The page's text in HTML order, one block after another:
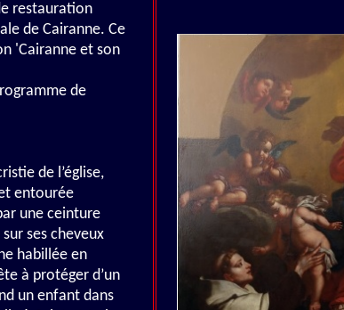
restauration
de Cairanne. Ce
'Cairanne et son
de
de l’église,
entourée
une ceinture
ses cheveux
habillée en
à protéger d’un
un enfant dans